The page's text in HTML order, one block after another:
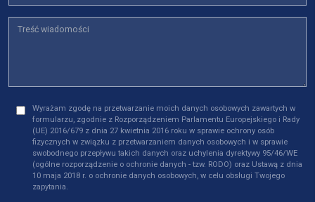
Wyrażam zgodę na przetwarzanie moich danych osobowych zawartych w
formularzu, zgodnie z Rozporządzeniem Parlamentu Europejskiego i Rady
(UE) 2016/679 z dnia 27 kwietnia 2016 roku w sprawie ochrony osób
fizycznych w związku z przetwarzaniem danych osobowych i w sprawie
swobodnego przepływu takich danych oraz uchylenia dyrektywy 95/46/WE
(ogólne rozporządzenie o ochronie danych - tzw. RODO) oraz Ustawą z dnia
10 maja 2018 r. o ochronie danych osobowych, w celu obsługi Twojego
zapytania.